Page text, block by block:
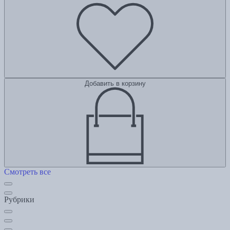
Добавить в корзину
Смотреть все
Рубрики